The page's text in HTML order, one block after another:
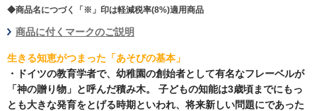
◆商品名につづく「※」印は軽減税率(8%)適用商品
商品に付くマークのご説明
生きる知恵がつまった「あそびの基本」
・ドイツの教育学者で、幼稚園の創始者として有名なフレーベルが
「神の贈り物」と呼んだ積み木。 子どもの知能は3歳頃までにもっ
とも大きな発育をとげる時期といわれ、将来新しい問題にであった